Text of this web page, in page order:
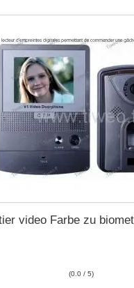
video Farbe zu
(0.0 / 5)